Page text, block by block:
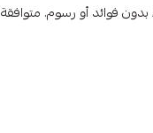
ميسرة إلى 4 وحتى 6 دفعات، بدون فوائد أو رسوم.